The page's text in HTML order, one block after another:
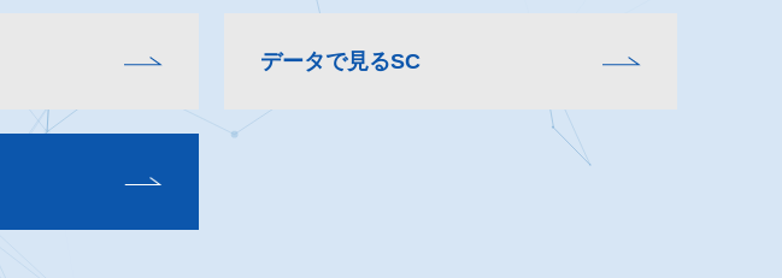
データで見るSC